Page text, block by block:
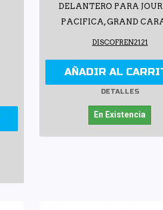
DELANTERO PARA
PACIFICA, GRAND
DISCOFREN2121
AÑADIR AL
DETALLES
En Existencia